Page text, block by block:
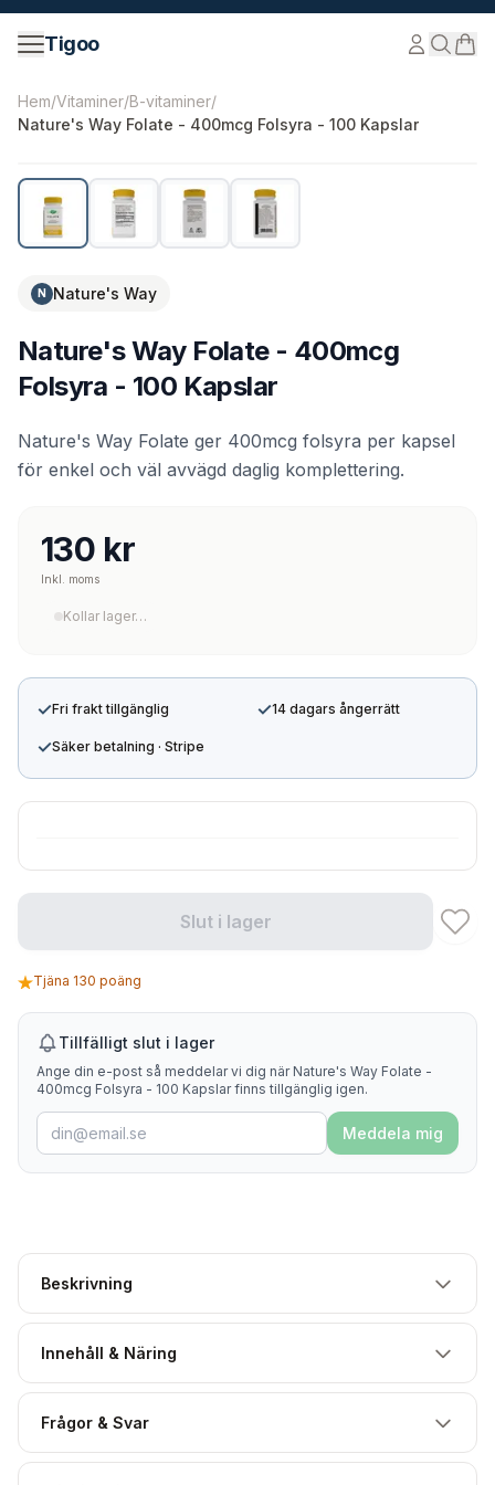
Hoppa till innehåll
Tigoo
©2026Nutri Nordic AB.
Hem/Vitaminer/B-vitaminer/
Nature's Way Folate - 400mcg Folsyra - 100 Kapslar
N Nature's Way
Nature's Way Folate - 400mcg
Folsyra - 100 Kapslar
Nature's Way Folate ger 400mcg folsyra per kapsel
för enkel och väl avvägd daglig komplettering.
130 kr
Inkl. moms
Kollar lager…
✓Fri frakt tillgänglig ✓14 dagars ångerrätt
✓Säker betalning · Stripe
Slut i lager
Tjäna 130 poäng
Tillfälligt slut i lager
Ange din e-post så meddelar vi dig när Nature's Way Folate -
400mcg Folsyra - 100 Kapslar finns tillgänglig igen.
Meddela mig
Beskrivning
Innehåll & Näring
Frågor & Svar